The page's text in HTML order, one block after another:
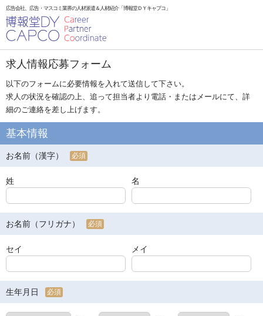
広告会社、広告・マスコミ業界の人材派遣＆人材紹介「博報堂ＤＹキャプコ」
求人情報応募フォーム
以下のフォームに必要情報を入れて送信して下さい。
求人の状況を確認の上、追って担当者より電話・またはメールにて、詳
細のご連絡を差し上げます。
基本情報
お名前（漢字） 必須
姓 名
お名前（フリガナ） 必須
セイ メイ
生年月日 必須